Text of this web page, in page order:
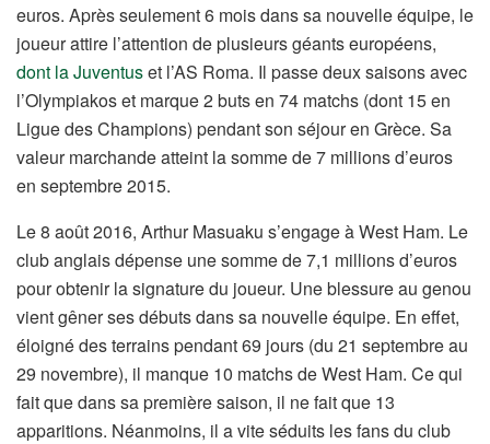
euros. Après seulement 6 mois dans sa nouvelle équipe, le
joueur attire l’attention de plusieurs géants européens,
dont la Juventuset l’AS Roma. Il passe deux saisons avec
l’Olympiakos et marque 2 buts en 74 matchs (dont 15 en
Ligue des Champions) pendant son séjour en Grèce. Sa
valeur marchande atteint la somme de 7 millions d’euros
en septembre 2015.
Le 8 août 2016, Arthur Masuaku s’engage à West Ham. Le
club anglais dépense une somme de 7,1 millions d’euros
pour obtenir la signature du joueur. Une blessure au genou
vient gêner ses débuts dans sa nouvelle équipe. En effet,
éloigné des terrains pendant 69 jours (du 21 septembre au
29 novembre), il manque 10 matchs de West Ham. Ce qui
fait que dans sa première saison, il ne fait que 13
apparitions. Néanmoins, il a vite séduits les fans du club